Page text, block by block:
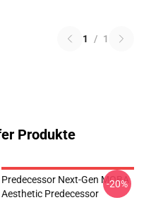
1 / 1
Produkte
Predecessor Next-Gen MOBA
Aesthetic Predecessor
-20%